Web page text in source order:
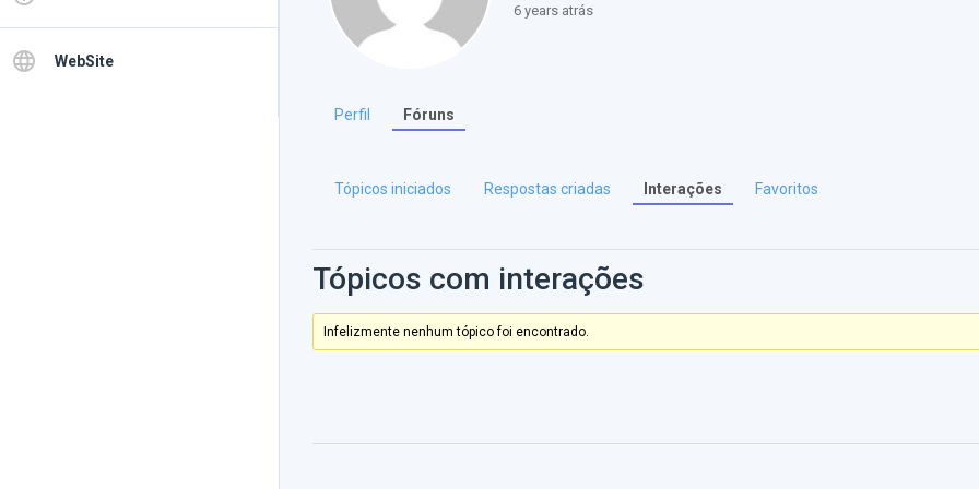
6 years atrás
Perfil Fóruns
Tópicos iniciados Respostas criadas Interações Favoritos
Tópicos com interações
Infelizmente nenhum tópico foi encontrado.
language WebSite